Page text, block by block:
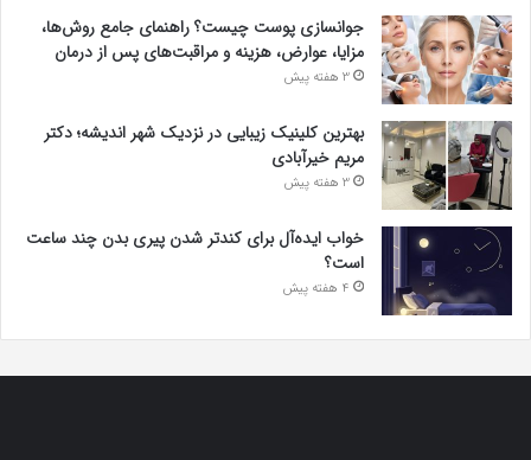
جوانسازی پوست چیست؟ راهنمای جامع روش‌ها،
مزایا، عوارض، هزینه و مراقبت‌های پس از درمان
3 هفته پیش
بهترین کلینیک زیبایی در نزدیک شهر اندیشه؛ دکتر
مریم خیرآبادی
3 هفته پیش
خواب ایده‌آل برای کندتر شدن پیری بدن چند ساعت
است؟
4 هفته پیش